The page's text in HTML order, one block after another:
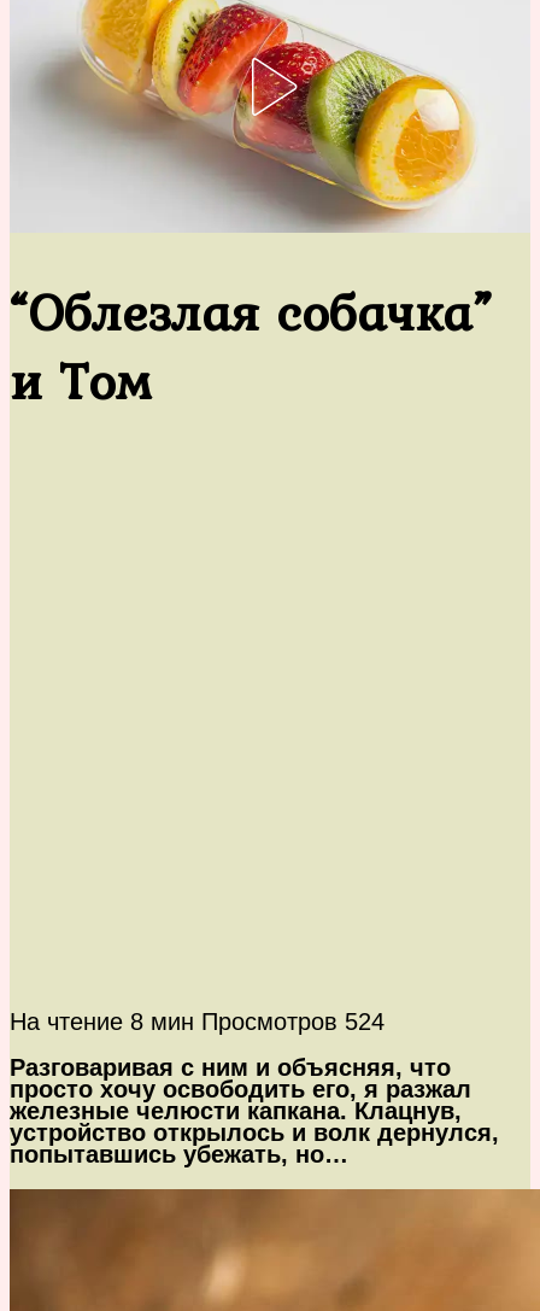
“Облезлая собачка”
и Том
На чтение 8 мин Просмотров 524
Разговаривая с ним и объясняя, что
просто хочу освободить его, я разжал
железные челюсти капкана. Клацнув,
устройство открылось и волк дернулся,
попытавшись убежать, но…